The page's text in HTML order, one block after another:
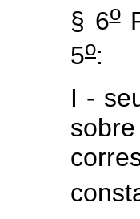
§ 6o
5o:
I -